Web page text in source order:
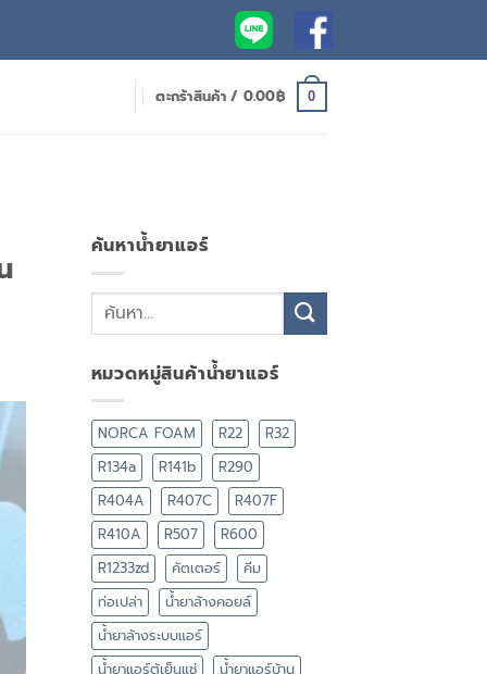
ตะกร้าสินค้า / 0.00฿ 0
ค้นหาน้ำยาแอร์
หมวดหมู่สินค้าน้ำยาแอร์
NORCA FOAM R22
R32
R134a
R141b
R290
R404A
R407C
R407F
R410A
R507
R600
R1233zd
คัตเตอร์
คีม
ท่อเปล่า
น้ำยาล้างคอยล์
น้ำยาล้างระบบแอร์
น้ำยาแอร์ตู้เย็นแช่
น้ำยาแอร์บ้าน